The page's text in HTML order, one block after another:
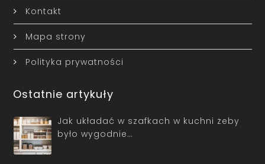
Kontakt
Mapa strony
Polityka prywatności
Ostatnie artykuły
Jak układać w szafkach w kuchni żeby
było wygodnie…